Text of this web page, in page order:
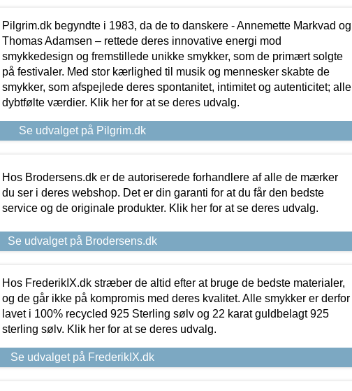
Pilgrim.dk begyndte i 1983, da de to danskere - Annemette Markvad og
Thomas Adamsen – rettede deres innovative energi mod
smykkedesign og fremstillede unikke smykker, som de primært solgte
på festivaler. Med stor kærlighed til musik og mennesker skabte de
smykker, som afspejlede deres spontanitet, intimitet og autenticitet; alle
dybtfølte værdier. Klik her for at se deres udvalg.
Se udvalget på Pilgrim.dk
Hos Brodersens.dk er de autoriserede forhandlere af alle de mærker
du ser i deres webshop. Det er din garanti for at du får den bedste
service og de originale produkter. Klik her for at se deres udvalg.
Se udvalget på Brodersens.dk
Hos FrederikIX.dk stræber de altid efter at bruge de bedste materialer,
og de går ikke på kompromis med deres kvalitet. Alle smykker er derfor
lavet i 100% recycled 925 Sterling sølv og 22 karat guldbelagt 925
sterling sølv. Klik her for at se deres udvalg.
Se udvalget på FrederikIX.dk